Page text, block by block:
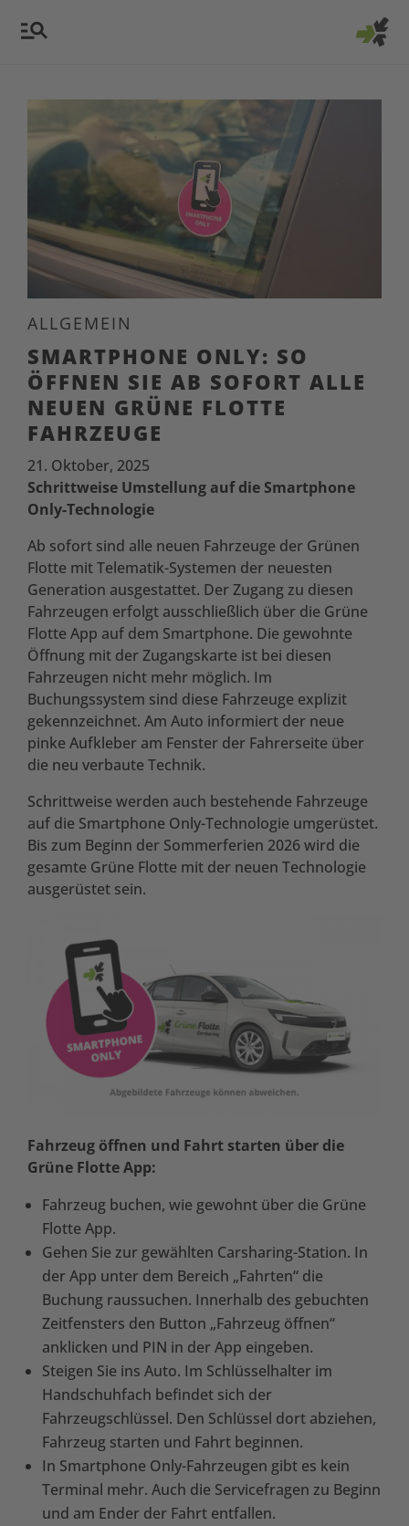
ALLGEMEIN
SMARTPHONE ONLY: SO
ÖFFNEN SIE AB SOFORT ALLE
NEUEN GRÜNE FLOTTE
FAHRZEUGE
21. Oktober, 2025
Schrittweise Umstellung auf die Smartphone
Only-Technologie
Ab sofort sind alle neuen Fahrzeuge der Grünen
Flotte mit Telematik-Systemen der neuesten
Generation ausgestattet. Der Zugang zu diesen
Fahrzeugen erfolgt ausschließlich über die Grüne
Flotte App auf dem Smartphone. Die gewohnte
Öffnung mit der Zugangskarte ist bei diesen
Fahrzeugen nicht mehr möglich. Im
Buchungssystem sind diese Fahrzeuge explizit
gekennzeichnet. Am Auto informiert der neue
pinke Aufkleber am Fenster der Fahrerseite über
die neu verbaute Technik.
Schrittweise werden auch bestehende Fahrzeuge
auf die Smartphone Only-Technologie umgerüstet.
Bis zum Beginn der Sommerferien 2026 wird die
gesamte Grüne Flotte mit der neuen Technologie
ausgerüstet sein.
Fahrzeug öffnen und Fahrt starten über die
Grüne Flotte App:
Fahrzeug buchen, wie gewohnt über die Grüne
Flotte App.
Gehen Sie zur gewählten Carsharing-Station. In
der App unter dem Bereich „Fahrten“ die
Buchung raussuchen. Innerhalb des gebuchten
Zeitfensters den Button „Fahrzeug öffnen“
anklicken und PIN in der App eingeben.
Steigen Sie ins Auto. Im Schlüsselhalter im
Handschuhfach befindet sich der
Fahrzeugschlüssel. Den Schlüssel dort abziehen,
Fahrzeug starten und Fahrt beginnen.
In Smartphone Only-Fahrzeugen gibt es kein
Terminal mehr. Auch die Servicefragen zu Beginn
und am Ender der Fahrt entfallen.